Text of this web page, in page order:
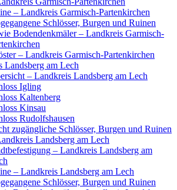
– Landkreis Garmisch-Partenkirchen
Schlösser, Burgen und Ruinen
Bodendenkmäler – Landkreis Garmisch-
– Landkreis Garmisch-Partenkirchen
Landsberg am Lech
– Landkreis Landsberg am Lech
Igling
Kaltenberg
Kinsau
Rudolfshausen
zugängliche Schlösser, Burgen und Ruinen
Landsberg am Lech
– Landkreis Landsberg am
– Landkreis Landsberg am Lech
Schlösser, Burgen und Ruinen